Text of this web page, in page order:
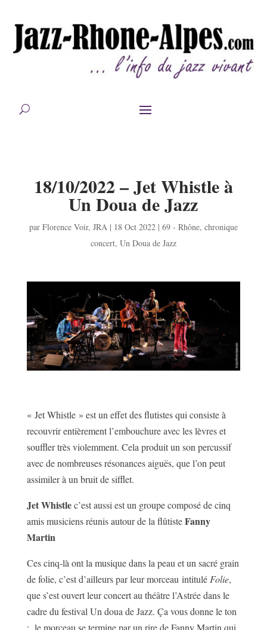
18/10/2022 – Jet Whistle à
Un Doua de Jazz
par Florence Voir, JRA| 18 Oct 2022| 69 - Rhône, chronique
concert, Un Doua de Jazz
« Jet Whistle » est un effet des flutistes qui consiste à
recouvrir entièrement l’embouchure avec les lèvres et
souffler très violemment. Cela produit un son percussif
avec de nombreuses résonances aiguës, que l’on peut
assimiler à un bruit de sifflet.
Jet Whistlec’est aussi est un groupe composé de cinq
amis musiciens réunis autour de la flûtisteFanny
Martin
Ces cinq-là ont la musique dans la peau et un sacré grain
de folie, c’est d’ailleurs par leur morceau intituléFolie,
que s’est ouvert leur concert au théâtre l’Astrée dans le
cadre du festival Un doua de Jazz. Ça vous donne le ton